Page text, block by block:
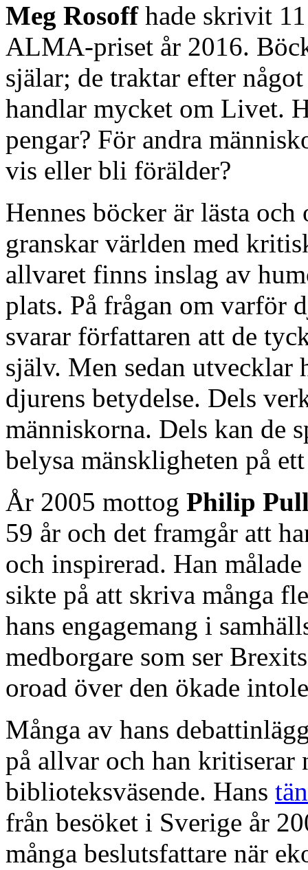
Meg Rosoffhade skrivit
ALMA-priset år 2016.
själar; de traktar efter
handlar mycket om Livet.
pengar? För andra
vis eller bli förälder?
Hennes böcker är lästa
granskar världen med
allvaret finns inslag av
plats. På frågan om varför
svarar författaren att de
själv. Men sedan utvecklar
djurens betydelse. Dels
människorna. Dels kan de
belysa mänskligheten på
År 2005 mottog Philip
59 år och det framgår att
och inspirerad. Han
sikte på att skriva många
hans engagemang i
medborgare som ser
oroad över den ökade
Många av hans
på allvar och han kritiserar
biblioteksväsende. Hans
från besöket i Sverige år
många beslutsfattare när